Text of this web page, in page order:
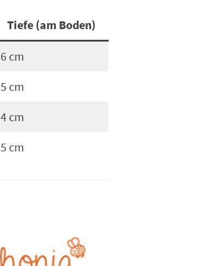
Tiefe (am Boden)
6 cm
5 cm
4 cm
5 cm